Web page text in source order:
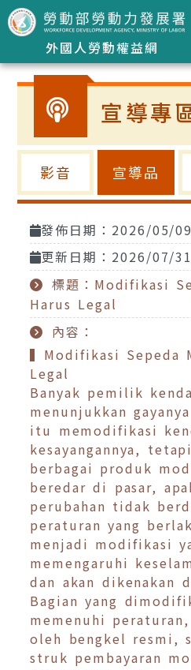
跳到主要內容區塊
外國人勞動權益網
宣導專
影音 宣導品
發佈日期：2026/05/09
更新日期：2026/07/31
標題：Modifikasi
Harus Legal
內容：
▍Modifikasi Sepeda
Legal
Banyak pemilik
menunjukkan
itu memodifikasi
kesayangannya,
berbagai produk
beredar di pasar,
perubahan tidak
peraturan yang
menjadi modifikasi
memengaruhi
dan akan dikenakan
Bagian yang
memenuhi
oleh bengkel resmi,
struk pembayaran